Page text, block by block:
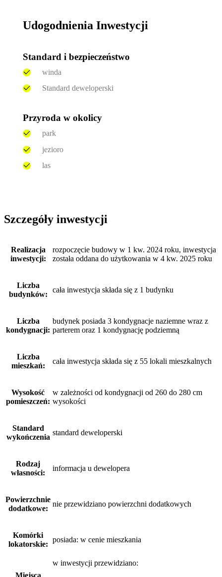
Udogodnienia Inwestycji
Standard i bezpieczeństwo
winda
Standard deweloperski
Przyroda w okolicy
park
jezioro
las
Szczegóły inwestycji
Realizacja
inwestycji:
rozpoczęcie budowy w 1 kw. 2024 roku, inwestycja
została oddana do użytkowania w 4 kw. 2025 roku
Liczba
budynków:
cała inwestycja składa się z 1 budynku
Liczba
kondygnacji:
budynek posiada 3 kondygnacje naziemne wraz z
parterem oraz 1 kondygnację podziemną
Liczba
mieszkań:
cała inwestycja składa się z 55 lokali mieszkalnych
Wysokość
pomieszczeń:
w zależności od kondygnacji od 260 do 280 cm
wysokości
Standard
wykończenia
standard deweloperski
Rodzaj
własności:
informacja u dewelopera
Powierzchnie
dodatkowe:
nie przewidziano powierzchni dodatkowych
Komórki
lokatorskie:
posiada: w cenie mieszkania
Miejsca
w inwestycji przewidziano: